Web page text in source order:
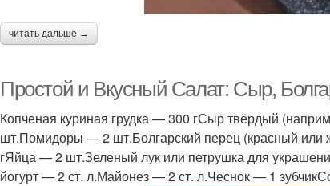
читать дальше →
Простой и Вкусный Салат: Сыр,
Копченая куриная грудка — 300 гСыр твёрдый
шт.Помидоры — 2 шт.Болгарский перец (красный
гЯйца — 2 шт.Зеленый лук или петрушка для
йогурт — 2 ст. л.Майонез — 2 ст. л.Чеснок — 1